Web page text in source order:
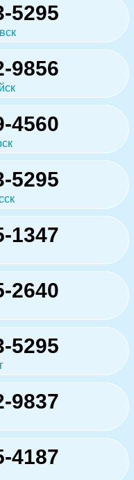
5295
9856
4560
5295
1347
2640
5295
9837
4187